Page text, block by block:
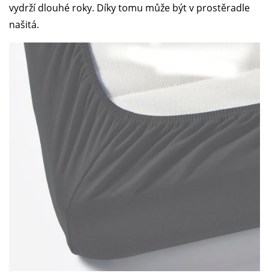
vydrží dlouhé roky. Díky tomu může být v prostěradle
našitá.